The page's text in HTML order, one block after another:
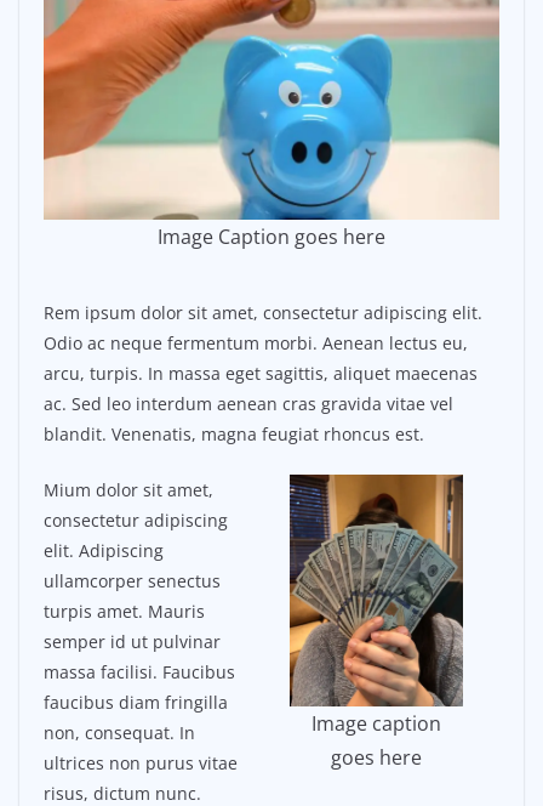
Image Caption goes here
Rem ipsum dolor sit amet, consectetur adipiscing elit.
Odio ac neque fermentum morbi. Aenean lectus eu,
arcu, turpis. In massa eget sagittis, aliquet maecenas
ac. Sed leo interdum aenean cras gravida vitae vel
blandit. Venenatis, magna feugiat rhoncus est.
Mium dolor sit amet,
consectetur adipiscing
elit. Adipiscing
ullamcorper senectus
turpis amet. Mauris
semper id ut pulvinar
massa facilisi. Faucibus
faucibus diam fringilla
non, consequat. In
ultrices non purus vitae
risus, dictum nunc.
Image caption
goes here